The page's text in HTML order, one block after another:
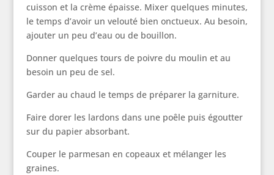
cuisson et la crème épaisse. Mixer quelques minutes,
le temps d’avoir un velouté bien onctueux. Au besoin,
ajouter un peu d’eau ou de bouillon.
Donner quelques tours de poivre du moulin et au
besoin un peu de sel.
Garder au chaud le temps de préparer la garniture.
Faire dorer les lardons dans une poêle puis égoutter
sur du papier absorbant.
Couper le parmesan en copeaux et mélanger les
graines.